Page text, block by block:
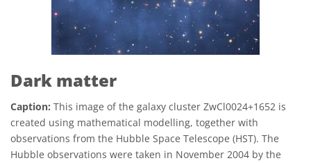
Dark matter
Caption: This image of the galaxy cluster ZwCl0024+1652 is
created using mathematical modelling, together with
observations from the Hubble Space Telescope (HST). The
Hubble observations were taken in November 2004 by the